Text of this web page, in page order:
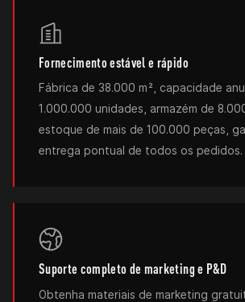
Fornecimento estável e rápido
Fábrica de 38.000 m², capacidade
1.000.000 unidades, armazém de
estoque de mais de 100.000 peças,
entrega pontual de todos os pedidos.
Suporte completo de marketing e P&D
Obtenha materiais de marketing